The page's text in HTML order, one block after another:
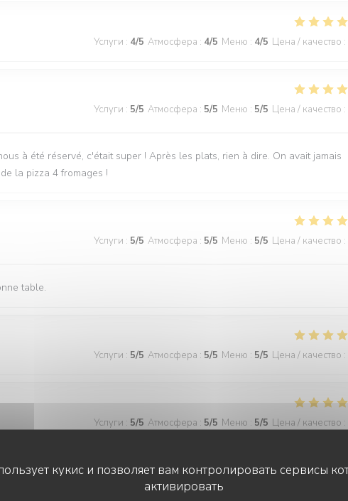
кукис и позволяет вам контролировать сервисы
активировать
Услуги : 4/5 Атмосфера : 4/5 Меню : 4/5 Цена / качество :
Услуги : 5/5 Атмосфера : 5/5 Меню : 5/5 Цена / качество :
à été réservé, c'était super ! Après les plats, rien à dire. On avait jamais
la pizza 4 fromages !
Услуги : 5/5 Атмосфера : 5/5 Меню : 5/5 Цена / качество :
table.
Услуги : 5/5 Атмосфера : 5/5 Меню : 5/5 Цена / качество :
Услуги : 5/5 Атмосфера : 5/5 Меню : 5/5 Цена / качество :